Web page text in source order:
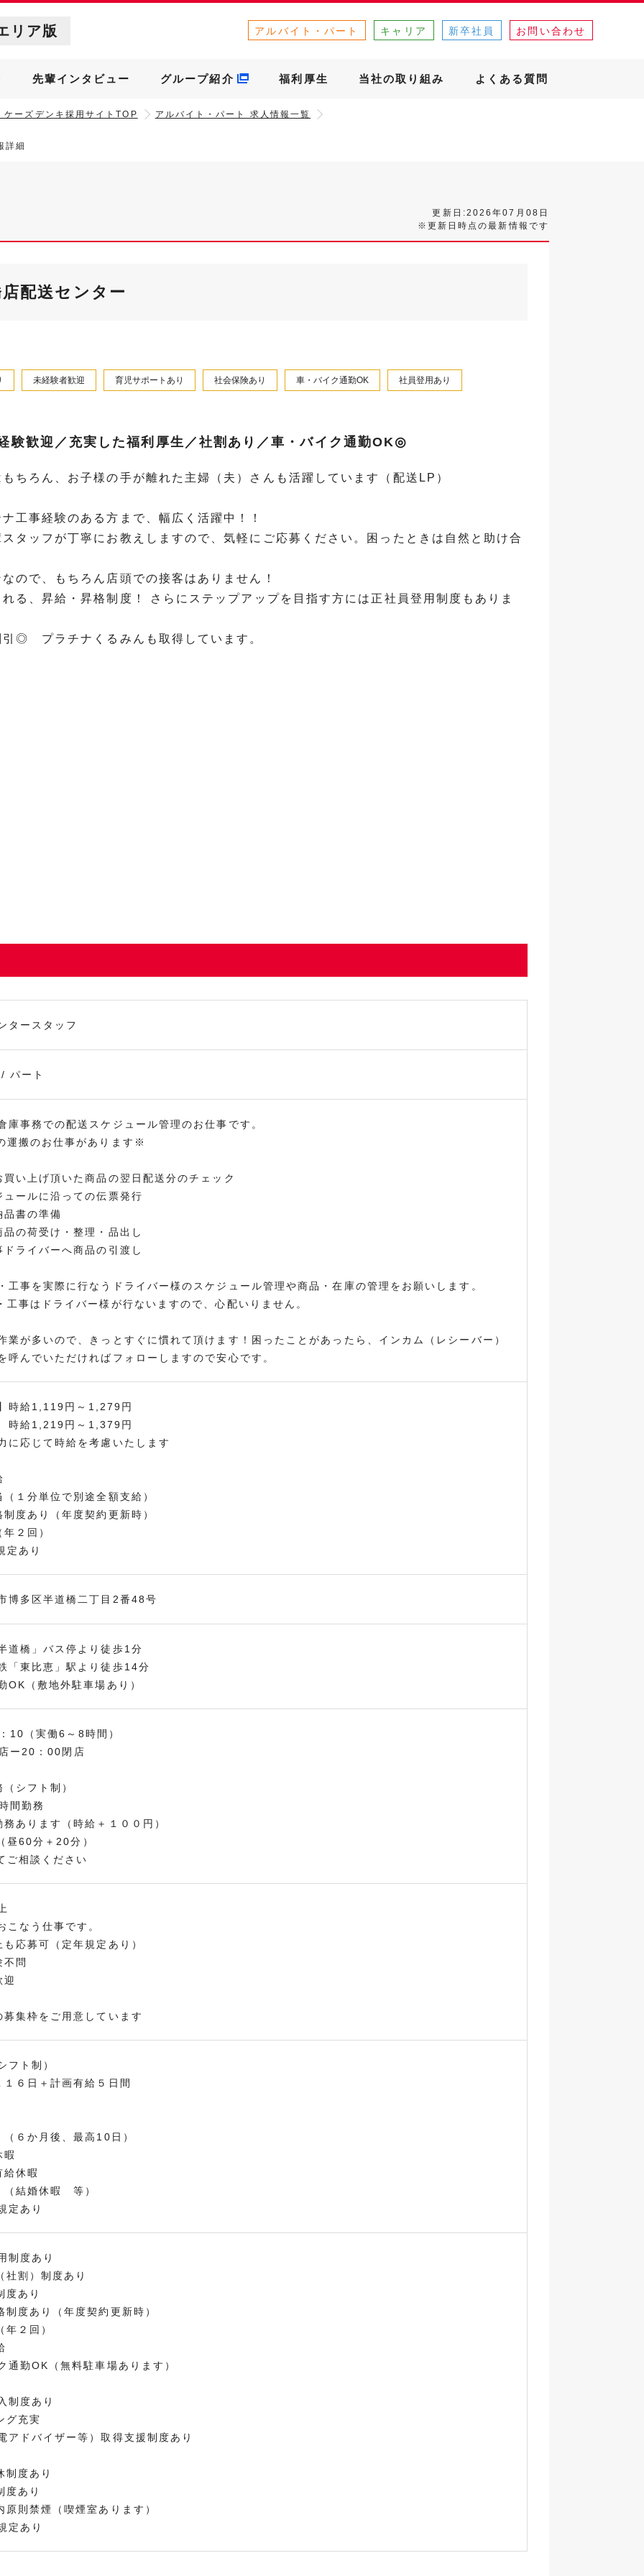
リア版 アルバイト・パート キャリア 新卒社員 お問い合わせ
先輩インタビュー グループ紹介 福利厚生 当社の取り組み よくある質問
ケーズデンキ採用サイトTOP アルバイト・パート 求人情報一覧
詳細
更新日:2026年07月08日
※更新日時点の最新情報です
配送センター
未経験者歓迎 育児サポートあり 社会保険あり 車・バイク通勤OK 社員登用あり
験歓迎／充実した福利厚生／社割あり／車・バイク通勤OK◎
ちろん、お子様の手が離れた主婦（夫）さんも活躍しています（配送LP）
工事経験のある方まで、幅広く活躍中！！
タッフが丁寧にお教えしますので、気軽にご応募ください。困ったときは自然と助け合
ので、もちろん店頭での接客はありません！
る、昇給・昇格制度！ さらにステップアップを目指す方には正社員登用制度もありま
◎ プラチナくるみんも取得しています。
タースタッフ
パート
事務での配送スケジュール管理のお仕事です。
運搬のお仕事があります※
い上げ頂いた商品の翌日配送分のチェック
ールに沿っての伝票発行
書の準備
の荷受け・整理・品出し
ライバーへ商品の引渡し
事を実際に行なうドライバー様のスケジュール管理や商品・在庫の管理をお願いします。
事はドライバー様が行ないますので、心配いりません。
業が多いので、きっとすぐに慣れて頂けます！困ったことがあったら、インカム（レシーバー）
呼んでいただければフォローしますので安心です。
時給1,119円～1,279円
時給1,219円～1,379円
に応じて時給を考慮いたします
１分単位で別途全額支給）
度あり（年度契約更新時）
２回）
定あり
博多区半道橋二丁目2番48号
道橋」バス停より徒歩1分
「東比恵」駅より徒歩14分
OK（敷地外駐車場あり）
10（実働6～8時間）
店ー20：00閉店
シフト制）
間勤務
あります（時給＋１００円）
昼60分＋20分）
ご相談ください
なう仕事です。
応募可（定年規定あり）
問
迎
集枠をご用意しています
フト制）
６日＋計画有給５日間
６か月後、最高10日）
暇
休暇
結婚休暇 等）
定あり
制度あり
割）制度あり
度あり
度あり（年度契約更新時）
２回）
通勤OK（無料駐車場あります）
制度あり
グ充実
アドバイザー等）取得支援制度あり
制度あり
度あり
則禁煙（喫煙室あります）
定あり